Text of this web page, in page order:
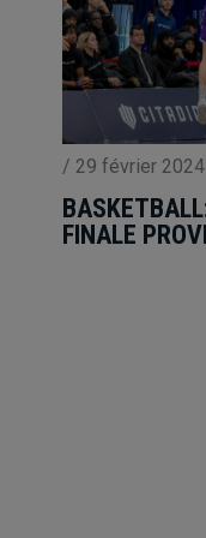
/ 29 février 2024
FINALE